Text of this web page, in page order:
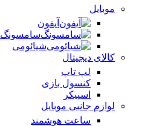
موبایل
آیفون
سامسونگ
شیائومی
کالای دیجیتال
لپ تاپ
کنسول بازی
اسپیکر
لوازم جانبی موبایل
ساعت هوشمند